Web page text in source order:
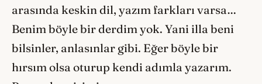
arasında keskin dil, yazım farkları varsa…
Benim böyle bir derdim yok. Yani illa beni
bilsinler, anlasınlar gibi. Eğer böyle bir
hırsım olsa oturup kendi adımla yazarım.